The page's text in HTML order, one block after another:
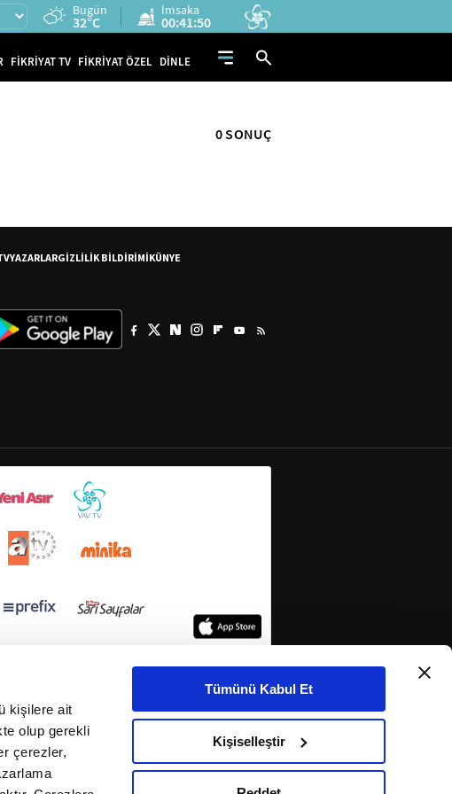
kişilere ait
olup gerekli
çerezler,
Tümünü Kabul Et
Kişiselleştir
Bugün
32°C
İmsaka
00:41:50
FİKRİYAT TV FİKRİYAT ÖZEL DİNLE
0 SONUÇ
YAZARLARGİZLİLİK BİLDİRİMİKÜNYE